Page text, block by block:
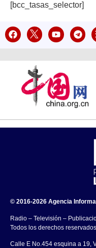
[bcc_tasas_selector]
© 2016-2026 Agencia
Radio – Televisión –
Todos los derechos reservados.
Calle E No.454 esquina a 19,